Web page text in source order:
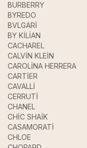
BURBERRY
BYREDO
BVLGARİ
BY KİLİAN
CACHAREL
CALVİN KLEİN
CAROLİNA HERRERA
CARTİER
CAVALLİ
CERRUTİ
CHANEL
CHİC SHAİK
CASAMORATİ
CHLOE